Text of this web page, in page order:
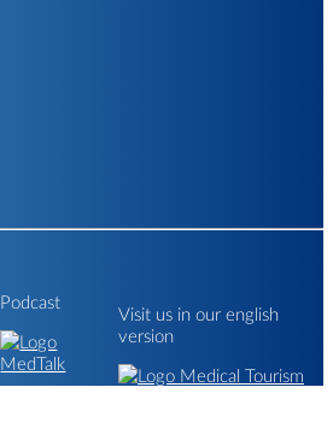
Podcast
Visit us in our english
version